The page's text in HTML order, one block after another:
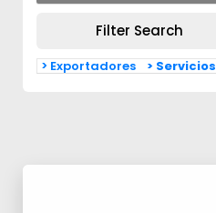
Filter Search
> Exportadores > Servicios